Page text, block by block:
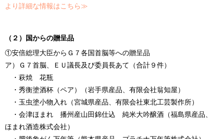
より詳細な情報はこちら≫
（２）国からの贈呈品
①安倍総理大臣からＧ７各国首脳等への贈呈品
ア）Ｇ７首脳、ＥＵ議長及び委員長あて（合計９件）
・萩焼 花瓶
・秀衡塗酒杯（ペア）（岩手県産品、有限会社翁知屋）
・玉虫塗小物入れ（宮城県産品、有限会社東北工芸製作所）
・会津ほまれ 播州産山田錦仕込 純米大吟醸酒（福島県産品、
ほまれ酒造株式会社）